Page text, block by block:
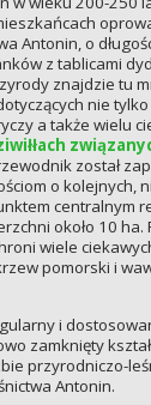
Antonin, o
z tablicami
znajdzie tu
nie
a także wielu
został
o kolejnych,
centralnym
około 10 ha.
wiele
pomorski i
i
zamknięty
przyrodniczo-
Antonin.